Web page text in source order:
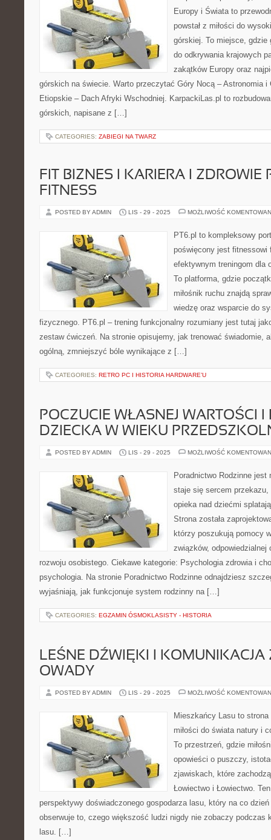
Europy i Świata to
powstał z miłości do
górskiej. To miejsce, gdzie
do odkrywania krajowych
zakątków Europy oraz
górskich na świecie. Warto przeczytać Góry Nocą – Astronomia i
Etiopskie – Dach Afryki Wschodniej. KarpackiLas.pl to
górskich, napisane z […]
CATEGORIES: ZABIEGI NA TWARZ
FIT BIZNES I KARIERA I ZDROWIE
FITNESS
POSTED BY ADMIN LIS - 29 - 2025 MOŻLIWOŚĆ
PT6.pl to kompleksowy
poświęcony jest fitnessowi
efektywnym treningom dla
To platforma, gdzie
miłośnik ruchu znajdą
wiedzę oraz wsparcie do
fizycznego. PT6.pl – trening funkcjonalny rozumiany jest tutaj
zestaw ćwiczeń. Na stronie opisujemy, jak trenować świadomie,
ogólną, zmniejszyć bóle wynikające z […]
CATEGORIES: RETRO PC I HISTORIA HARDWARE’U
POCZUCIE WŁASNEJ WARTOŚCI
DZIECKA W WIEKU
POSTED BY ADMIN LIS - 29 - 2025 MOŻLIWOŚĆ
Poradnictwo Rodzinne
staje się sercem
opieka nad dziećmi
Strona została
którzy poszukują pomocy
związków, odpowiedzialnej
rozwoju osobistego. Ciekawe kategorie: Psychologia zdrowia i
psychologia. Na stronie Poradnictwo Rodzinne odnajdziesz
wyjaśniają, jak funkcjonuje system rodzinny na […]
CATEGORIES: EGZAMIN ÓSMOKLASISTY - HISTORIA
LEŚNE DŹWIĘKI I KOMUNIKACJA
OWADY
POSTED BY ADMIN LIS - 29 - 2025 MOŻLIWOŚĆ
Mieszkańcy Lasu to
miłości do świata natury i
To przestrzeń, gdzie
opowieści o puszczy,
zjawiskach, które
Łowiectwo i Łowiectwo.
perspektywy doświadczonego gospodarza lasu, który na co
obserwuje to, czego większość ludzi nigdy nie zobaczy podczas
lasu. […]